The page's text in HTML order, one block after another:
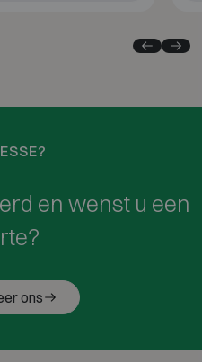
en wenst u een
ons